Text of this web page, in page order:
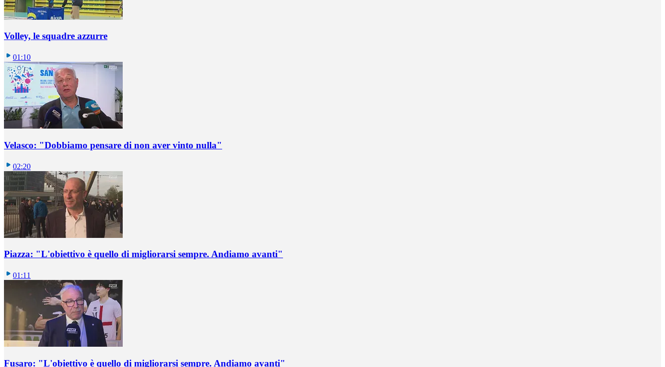
Volley, le squadre azzurre
01:10
Velasco: "Dobbiamo pensare di non aver vinto nulla"
02:20
Piazza: "L'obiettivo è quello di migliorarsi sempre. Andiamo avanti"
01:11
Fusaro: "L'obiettivo è quello di migliorarsi sempre. Andiamo avanti"